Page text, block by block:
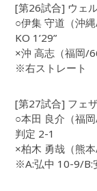
[第26試合] ウェ
○伊集 守道（沖
KO 1’29”
×沖 高志（福岡/
※右ストレート
[第27試合] フェ
○本田 良介（福岡
判定 2-1
×柏木 勇哉（熊本
※A:弘中 10-9/B: